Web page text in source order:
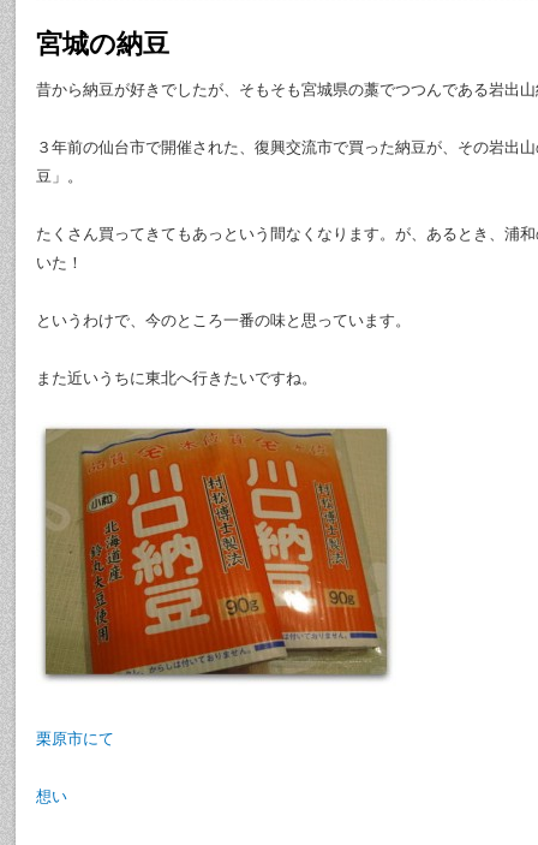
宮城の納豆
昔から納豆が好きでしたが、そもそも宮城県の藁でつつんである岩出
３年前の仙台市で開催された、復興交流市で買った納豆が、その岩出
豆」。
たくさん買ってきてもあっという間なくなります。が、あるとき、浦
いた！
というわけで、今のところ一番の味と思っています。
また近いうちに東北へ行きたいですね。
栗原市にて
想い